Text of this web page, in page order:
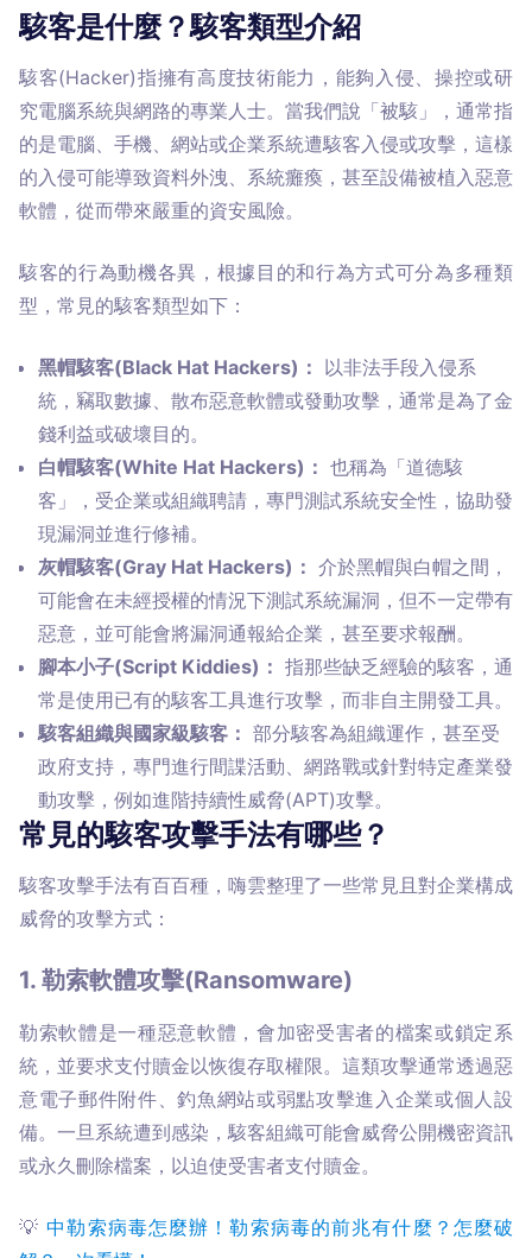
駭客是什麼？駭客類型介紹
駭客(Hacker)指擁有高度技術能力，能夠入侵、操控或研
究電腦系統與網路的專業人士。當我們說「被駭」，通常指
的是電腦、手機、網站或企業系統遭駭客入侵或攻擊，這樣
的入侵可能導致資料外洩、系統癱瘓，甚至設備被植入惡意
軟體，從而帶來嚴重的資安風險。
駭客的行為動機各異，根據目的和行為方式可分為多種類
型，常見的駭客類型如下：
黑帽駭客(Black Hat Hackers)： 以非法手段入侵系
統，竊取數據、散布惡意軟體或發動攻擊，通常是為了金
錢利益或破壞目的。
白帽駭客(White Hat Hackers)： 也稱為「道德駭
客」，受企業或組織聘請，專門測試系統安全性，協助發
現漏洞並進行修補。
灰帽駭客(Gray Hat Hackers)： 介於黑帽與白帽之間，
可能會在未經授權的情況下測試系統漏洞，但不一定帶有
惡意，並可能會將漏洞通報給企業，甚至要求報酬。
腳本小子(Script Kiddies)： 指那些缺乏經驗的駭客，通
常是使用已有的駭客工具進行攻擊，而非自主開發工具。
駭客組織與國家級駭客： 部分駭客為組織運作，甚至受
政府支持，專門進行間諜活動、網路戰或針對特定產業發
動攻擊，例如進階持續性威脅(APT)攻擊。
常見的駭客攻擊手法有哪些？
駭客攻擊手法有百百種，嗨雲整理了一些常見且對企業構成
威脅的攻擊方式：
1. 勒索軟體攻擊(Ransomware)
勒索軟體是一種惡意軟體，會加密受害者的檔案或鎖定系
統，並要求支付贖金以恢復存取權限。這類攻擊通常透過惡
意電子郵件附件、釣魚網站或弱點攻擊進入企業或個人設
備。一旦系統遭到感染，駭客組織可能會威脅公開機密資訊
或永久刪除檔案，以迫使受害者支付贖金。
💡 中勒索病毒怎麼辦！勒索病毒的前兆有什麼？怎麼破